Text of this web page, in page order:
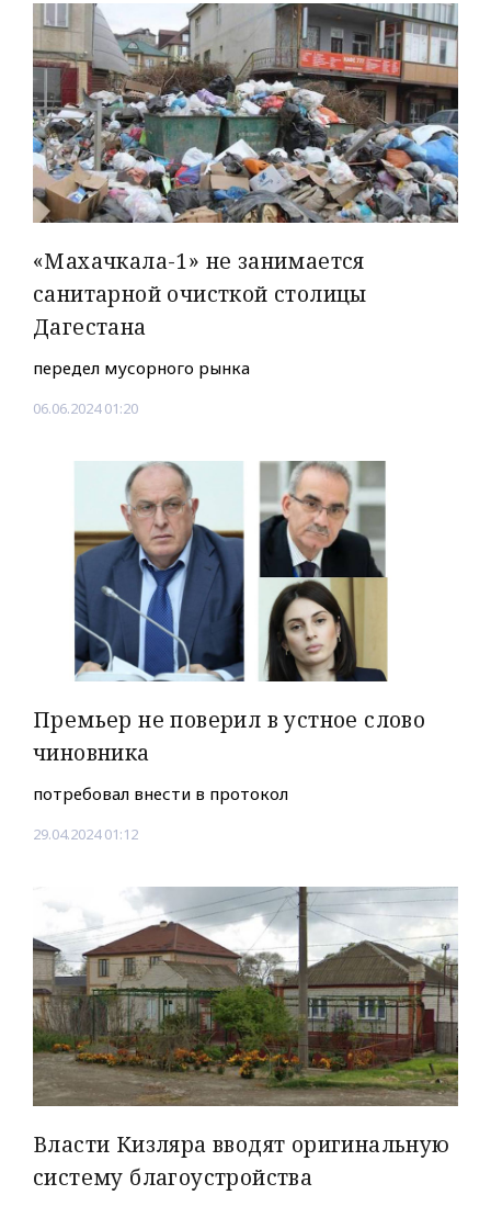
«Махачкала-1» не занимается
санитарной очисткой столицы
Дагестана
передел мусорного рынка
06.06.2024 01:20
Премьер не поверил в устное слово
чиновника
потребовал внести в протокол
29.04.2024 01:12
Власти Кизляра вводят оригинальную
систему благоустройства